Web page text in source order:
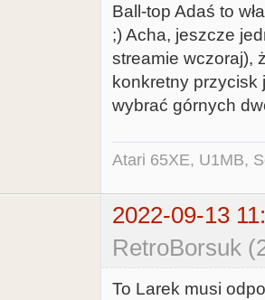
Ball-top Adaś to
;) Acha, jeszcze
streamie wczoraj),
konkretny przycisk
wybrać górnych
Atari 65XE, U1MB,
2022-09-13
RetroBorsuk
To Larek musi